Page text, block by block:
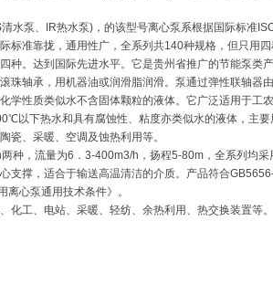
水泵、IR热水泵)，的该型号离心泵系根据国际标准
标准靠拢，通用性广，全系列共140种规格，但只用
种。达到国际先进水平。它是贵州省推广的节能泵类
珠轴承，用机器油或润滑脂润滑。泵通过弹性联轴器
学性质类似水不含固体颗粒的液体。它广泛适用于工
以下热水和具有腐蚀性、粘度亦类似水的液体，主
瓷、采暖、空调及蚀热利用等。
种，流量为6．3-400m3/h，扬程5-80m，全系列均
支撑，适合于输送高温清洁的介质。产品符合
心泵通用技术条件》。
化工、电站、采暖、轻纺、余热利用、热交换装置等。